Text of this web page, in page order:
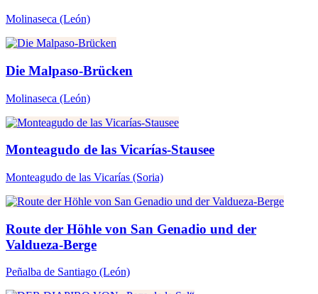
Molinaseca (León)
Die Malpaso-Brücken
Molinaseca (León)
Monteagudo de las Vicarías-Stausee
Monteagudo de las Vicarías (Soria)
Route der Höhle von San Genadio und der
Valdueza-Berge
Peñalba de Santiago (León)